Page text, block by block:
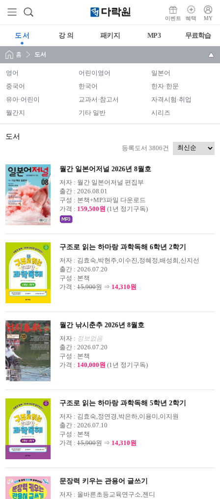
이벤트 혜택 MY
도 서 강 의 패키지 MP3 무료학습
홈 도서
영어 어린이영어
일본어
중국어
한국어
한자·한문
유아·어린이
교과서·참고서
자격시험·취업
월간지
기타 일반 시리즈
도서
등록도서 3806건
월간 일본어저널 2026년 8월호
저자 : 월간 일본어저널 편집부
출간 : 2026.08.01
구성 : 본책+MP3파일 다운로드
가격 : 159,500원 (1년 정기구독)
구조로 읽는 하마랑 과학독해 6학년 2학기
저자 : 김효숙,박현주,이수진,정혜정,배성희,신지선
출간 : 2026.07.20
구성 : 본책
가격 : 15,900원 ⇒ 14,310원
월간 낚시춘추 2026년 8월호
저자 : 정보없음
출간 : 2026.07.20
구성 : 본책
가격 : 140,000원 (1년 정기구독)
구조로 읽는 하마랑 과학독해 5학년 2학기
저자 : 김효숙,정연경,박은하,이용미,이지원
출간 : 2026.07.10
구성 : 본책
가격 : 15,900원 ⇒ 14,310원
문장력 키우는 관용어 글쓰기
저자 : 올바른초등교육연구소,젠디